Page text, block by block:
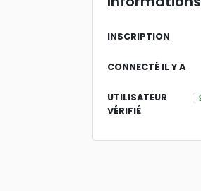
INSCRIPTION
CONNECTÉ IL Y A
UTILISATEUR
VÉRIFIÉ